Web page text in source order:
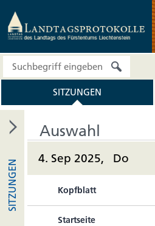
SITZUNGEN
SITZUNGEN
Auswahl
4. Sep 2025, Do
Kopfblatt
Startseite